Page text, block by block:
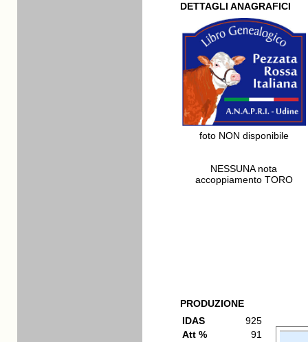
DETTAGLI ANAGRAFICI
foto NON disponibile
NESSUNA nota
accoppiamento TORO
PRODUZIONE
IDAS
925
Att %
91